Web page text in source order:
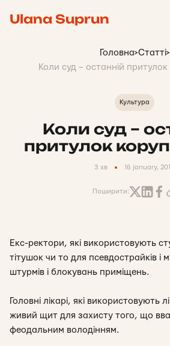
Ulana Suprun
Головна>Статті>
Коли суд – останній притулок
Культура
Коли суд –
притулок
3 хв 16 january,
Поширити:
Екс-ректори, які використовують
тітушок чи то для псевдострайків і
штурмів і блокувань приміщень.
Головні лікарі, які використовують
живий щит для захисту того, що
феодальним володінням.